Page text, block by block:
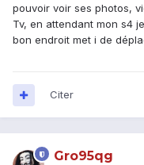
pouvoir voir ses photos,
Tv, en attendant mon s4
bon endroit met i de
Citer
Gro95qg